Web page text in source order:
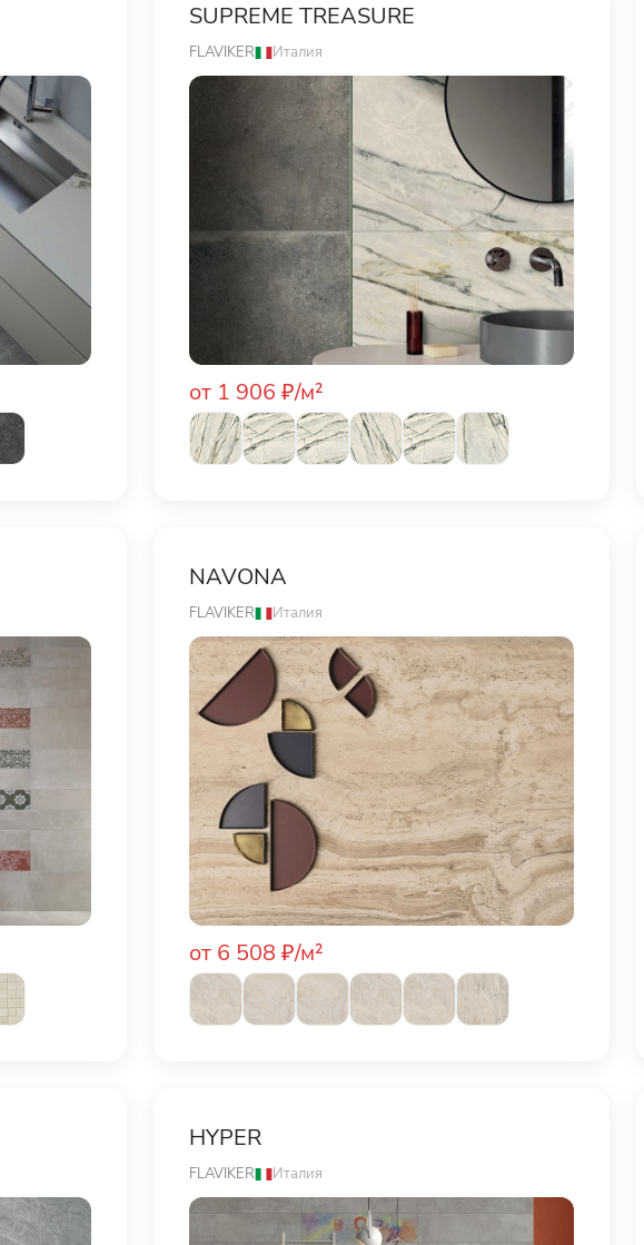
SUPREME TREASURE
FLAVIKER Италия
от 1 906 ₽/м²
NAVONA
FLAVIKER Италия
от 6 508 ₽/м²
HYPER
FLAVIKER Италия